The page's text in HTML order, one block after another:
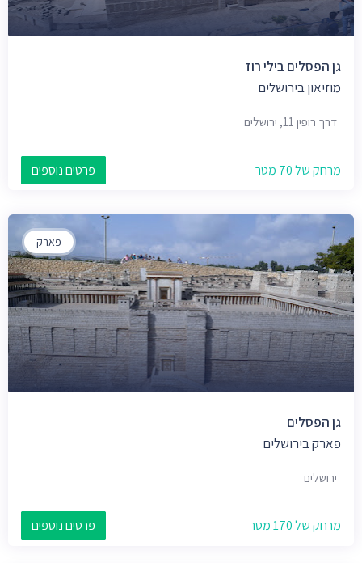
גן הפסלים בילי רוז
מוזיאון בירושלים
דרך רופין 11, ירושלים
מרחק של 70 מטר פרטים נוספים
פארק
גן הפסלים
פארק בירושלים
ירושלים
מרחק של 170 מטר פרטים נוספים